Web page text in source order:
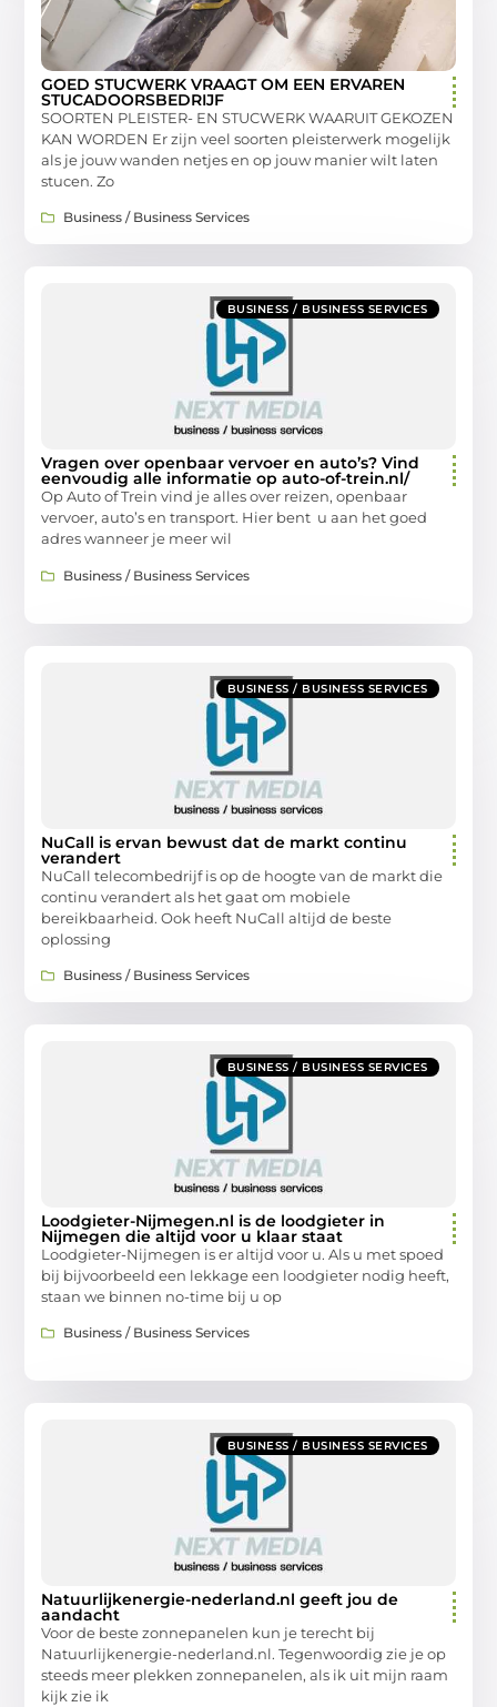
GOED STUCWERK VRAAGT OM EEN ERVAREN
STUCADOORSBEDRIJF
SOORTEN PLEISTER- EN STUCWERK WAARUIT GEKOZEN
KAN WORDEN Er zijn veel soorten pleisterwerk mogelijk
als je jouw wanden netjes en op jouw manier wilt laten
stucen. Zo
Business / Business Services
BUSINESS / BUSINESS SERVICES
Vragen over openbaar vervoer en auto’s? Vind
eenvoudig alle informatie op auto-of-trein.nl/
Op Auto of Trein vind je alles over reizen, openbaar
vervoer, auto’s en transport. Hier bent u aan het goed
adres wanneer je meer wil
Business / Business Services
BUSINESS / BUSINESS SERVICES
NuCall is ervan bewust dat de markt continu
verandert
NuCall telecombedrijf is op de hoogte van de markt die
continu verandert als het gaat om mobiele
bereikbaarheid. Ook heeft NuCall altijd de beste
oplossing
Business / Business Services
BUSINESS / BUSINESS SERVICES
Loodgieter-Nijmegen.nl is de loodgieter in
Nijmegen die altijd voor u klaar staat
Loodgieter-Nijmegen is er altijd voor u. Als u met spoed
bij bijvoorbeeld een lekkage een loodgieter nodig heeft,
staan we binnen no-time bij u op
Business / Business Services
BUSINESS / BUSINESS SERVICES
Natuurlijkenergie-nederland.nl geeft jou de
aandacht
Voor de beste zonnepanelen kun je terecht bij
Natuurlijkenergie-nederland.nl. Tegenwoordig zie je op
steeds meer plekken zonnepanelen, als ik uit mijn raam
kijk zie ik